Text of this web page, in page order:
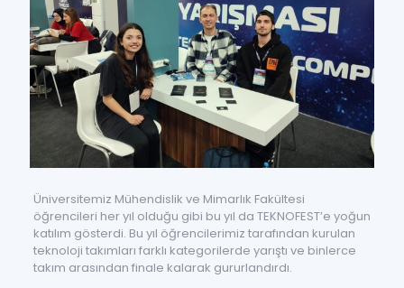
Üniversitemiz Mühendislik ve Mimarlık Fakültesi
öğrencileri her yıl olduğu gibi bu yıl da TEKNOFEST’e yoğun
katılım gösterdi. Bu yıl öğrencilerimiz tarafından kurulan
teknoloji takımları farklı kategorilerde yarıştı ve binlerce
takım arasından finale kalarak gururlandırdı.